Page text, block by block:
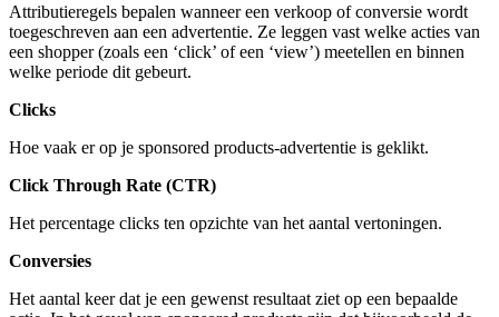
Attributieregels bepalen wanneer een verkoop of conversie wordt
toegeschreven aan een advertentie. Ze leggen vast welke acties van
een shopper (zoals een ‘click’ of een ‘view’) meetellen en binnen
welke periode dit gebeurt.
Clicks
Hoe vaak er op je sponsored products-advertentie is geklikt.
Click Through Rate (CTR)
Het percentage clicks ten opzichte van het aantal vertoningen.
Conversies
Het aantal keer dat je een gewenst resultaat ziet op een bepaalde